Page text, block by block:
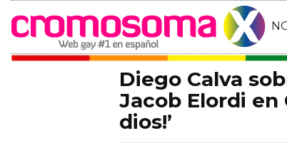
Diego Calva
Jacob Elordi en
dios!’